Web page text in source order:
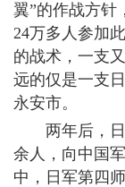
翼”的作战方针
24万多人参加
的战术，一支
远的仅是一支
永安市。
两年后，
余人，向中国
中，日军第四